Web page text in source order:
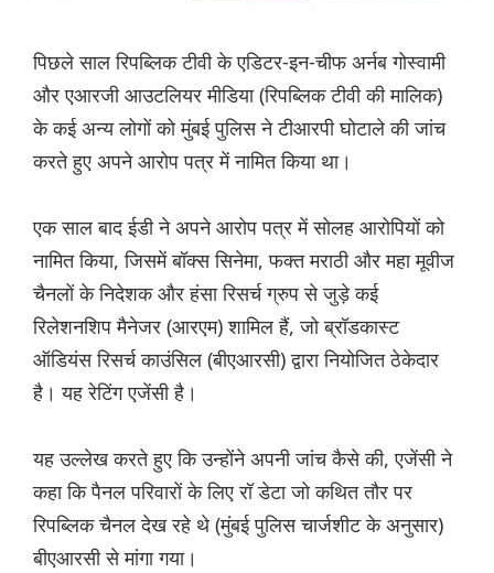
पिछले साल रिपब्लिक टीवी के एडिटर-इन-चीफ अर्नब गोस्वामी
और एआरजी आउटलियर मीडिया (रिपब्लिक टीवी की मालिक)
के कई अन्य लोगों को मुंबई पुलिस ने टीआरपी घोटाले की जांच
करते हुए अपने आरोप पत्र में नामित किया था।
एक साल बाद ईडी ने अपने आरोप पत्र में सोलह आरोपियों को
नामित किया, जिसमें बॉक्स सिनेमा, फक्त मराठी और महा मूवीज
चैनलों के निदेशक और हंसा रिसर्च ग्रुप से जुड़े कई
रिलेशनशिप मैनेजर (आरएम) शामिल हैं, जो ब्रॉडकास्ट
ऑडियंस रिसर्च काउंसिल (बीएआरसी) द्वारा नियोजित ठेकेदार
है। यह रेटिंग एजेंसी है।
यह उल्लेख करते हुए कि उन्होंने अपनी जांच कैसे की, एजेंसी ने
कहा कि पैनल परिवारों के लिए रॉ डेटा जो कथित तौर पर
रिपब्लिक चैनल देख रहे थे (मुंबई पुलिस चार्जशीट के अनुसार)
बीएआरसी से मांगा गया।